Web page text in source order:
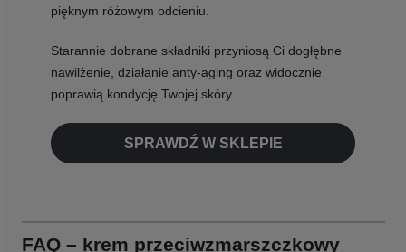
pięknym różowym odcieniu.
Starannie dobrane składniki przyniosą Ci dogłębne
nawilżenie, działanie anty-aging oraz widocznie
poprawią kondycję Twojej skóry.
SPRAWDŹ W SKLEPIE
FAQ – krem przeciwzmarszczkowy